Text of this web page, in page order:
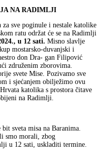
NA RADIMLJI
za sve poginule i nestale katolike
ratu održat će se na Radimlji
u 12 sati. Misno slavlje
mostarsko-duvanjski i
don Dra- gan Filipović
združenim zborovima.
svete Mise. Pozivamo sve
i sjećanjem obilježimo ovu
katolika s prostora čitave
na Radimlji.
sveta misa na Baranima.
smo morali, zbog
u 12 sati, uskladiti termine.